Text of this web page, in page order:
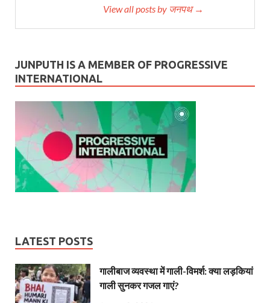
View all posts by जनपथ →
JUNPUTH IS A MEMBER OF PROGRESSIVE
INTERNATIONAL
LATEST POSTS
गालीबाज व्‍यवस्‍था में गाली-विमर्श: क्या लड़कियां
गाली सुनकर गजल गाएं?